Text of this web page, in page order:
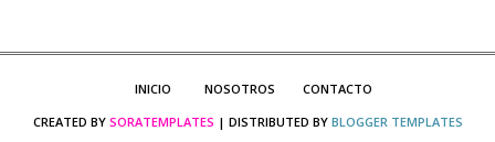
INICIO NOSOTROS
CONTACTO
CREATED BY SORATEMPLATES | DISTRIBUTED BY BLOGGER TEMPLATES